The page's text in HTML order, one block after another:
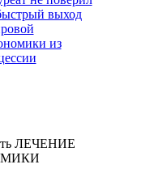
выход
из
ЛЕЧЕНИЕ